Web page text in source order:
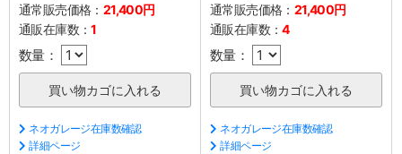
通常販売価格： 21,400円
通販在庫数：1
数量：
ネオガレージ在庫数確認
詳細ページ
通常販売価格： 21,400円
通販在庫数：4
数量：
ネオガレージ在庫数確認
詳細ページ